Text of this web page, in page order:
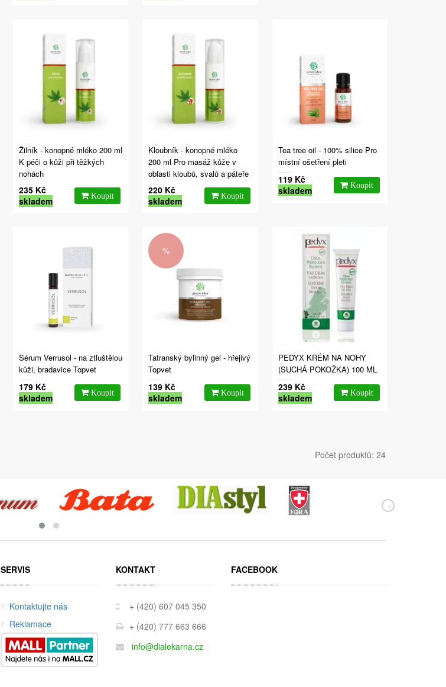
Žilník - konopné mléko 200 ml
K péči o kůži při těžkých
nohách
235 Kč
skladem
Kloubník - konopné mléko
200 ml Pro masáž kůže v
oblasti kloubů, svalů a páteře
220 Kč
skladem
Tea tree oil - 100% silice Pro
místní ošetření pleti
119 Kč
skladem
Sérum Verrusol - na ztluštělou
kůži, bradavice Topvet
179 Kč
skladem
%
Tatranský bylinný gel - hřejivý
Topvet
139 Kč
skladem
PEDYX KRÉM NA NOHY
(SUCHÁ POKOŽKA) 100 ML
239 Kč
skladem
Počet produktů: 24
SERVIS
Kontaktujte nás
Reklamace
KONTAKT
+ (420) 607 045 350
+ (420) 777 663 666
info@dialekarna.cz
FACEBOOK